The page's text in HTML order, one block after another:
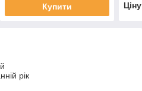
Купити
рік